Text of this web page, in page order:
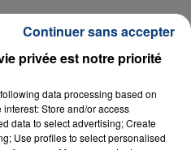
privée est notre priorité
data processing based on
Store and/or access
data to select advertising; Create
Use profiles to select personalised
Continuer sans accepter